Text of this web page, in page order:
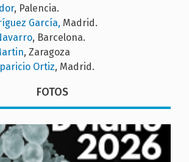
, Palencia.
García, Madrid.
, Barcelona.
, Zaragoza
Ortiz, Madrid.
FOTOS